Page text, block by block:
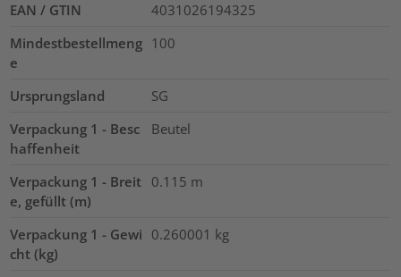
EAN / GTIN
4031026194325
Mindestbestellmeng
e
100
Ursprungsland
SG
Verpackung 1 - Besc
haffenheit
Beutel
Verpackung 1 - Breit
e, gefüllt (m)
0.115 m
Verpackung 1 - Gewi
cht (kg)
0.260001 kg